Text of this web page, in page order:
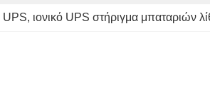
UPS, ιονικό UPS στήριγμα μπαταριών